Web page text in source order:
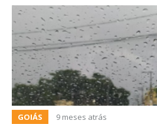
GOIÁS 9 meses atrás